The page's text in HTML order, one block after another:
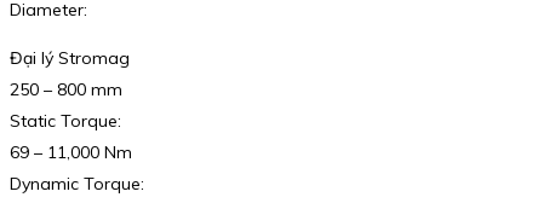
Diameter:
Đại lý Stromag
250 – 800 mm
Static Torque:
69 – 11,000 Nm
Dynamic Torque: